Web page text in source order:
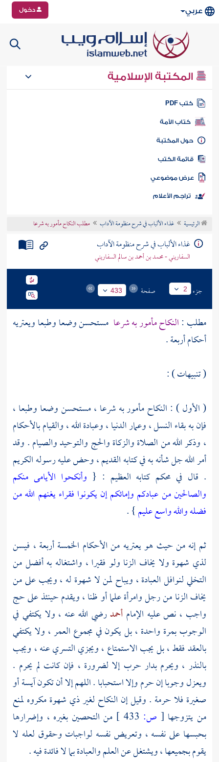
عربي دخول
المكتبة الإسلامية
كتب PDF
كتاب الأمة
المكتبة
الكتب
موضوعي
تراجم الأعلام
الرئيسية غذاء الألباب في شرح منظومة الآداب مطلب النكاح مأمور به شرعا
غذاء الألباب في شرح منظومة الآداب
السفاريني - محمد بن أحمد بن سالم السفاريني
جزء 2 صفحة 433
مطلب :النكاح مأمور به شرعا مستحسن وضعا وطبعا ويعتريه
أحكام أربعة .
( تنبيهات ) :
( الأول ) : النكاح مأمور به شرعا ، مستحسن وضعا وطبعا ،
فإن به بقاء النسل ، وعمار الدنيا ، وعبادة الله ، والقيام بالأحكام
، وذكر الله من الصلاة والزكاة والحج والتوحيد والصيام . وقد
أمر الله جل شأنه به في كتابه القديم ، وحض عليه رسوله الكريم
. قال في محكم كتابه العظيم : { وأنكحوا الأيامى منكم
والصالحين من عبادكم وإمائكم إن يكونوا فقراء يغنهم الله من
فضله والله واسع عليم} .
ثم إنه من حيث هو يعتريه من الأحكام الخمسة أربعة ، فيسن
لذي شهوة ولا يخاف الزنا ولو فقيرا ، واشتغاله به أفضل من
التخلي لنوافل العبادة ، ويباح لمن لا شهوة له ، ويجب على من
يخاف الزنا من رجل وامرأة علما أو ظنا ، ويقدم حينئذ على حج
واجب ، نص عليه الإمام أحمدرضي الله عنه ، ولا يكتفي في
الوجوب بمرة واحدة ، بل يكون في مجموع العمر ، ولا يكتفي
بالعقد فقط ، بل يجب الاستمتاع ، ويجزي التسري عنه ، ويجب
بالنذر ، ويحرم بدار حرب إلا لضرورة ، فإن كانت لم يحرم .
ويعزل وجوبا إن حرم وإلا استحبابا . اللهم إلا أن تكون آيسة أو
صغيرة فلا حرمة . وقيل إن النكاح لغير ذي شهوة مكروه لمنع
من يتزوجها [ ص:
من التحصين بغيره ، وإضرارها
بحبسها على نفسه ، وتعريض نفسه لواجبات وحقوق لعله لا
يقوم بجميعها ، ويشتغل عن العلم والعبادة بما لا فائدة فيه .